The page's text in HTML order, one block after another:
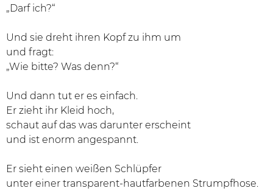
„Darf ich?“
Und sie dreht ihren Kopf zu ihm um
und fragt:
„Wie bitte? Was denn?“
Und dann tut er es einfach.
Er zieht ihr Kleid hoch,
schaut auf das was darunter erscheint
und ist enorm angespannt.
Er sieht einen weißen Schlüpfer
unter einer transparent-hautfarbenen Strumpfhose.